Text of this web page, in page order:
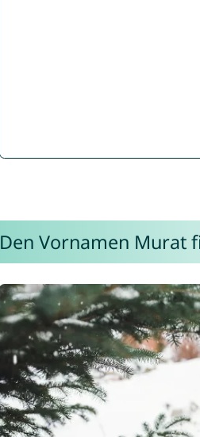
Den Vornamen Murat